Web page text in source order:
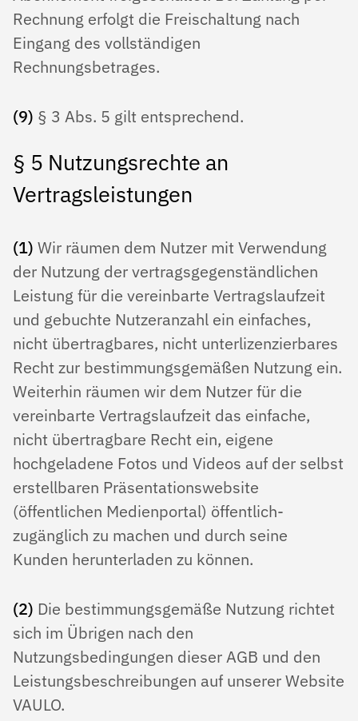
Rechnung erfolgt die Freischaltung nach
Eingang des vollständigen
Rechnungsbetrages.
(9) § 3 Abs. 5 gilt entsprechend.
§ 5 Nutzungsrechte an
Vertragsleistungen
(1) Wir räumen dem Nutzer mit Verwendung
der Nutzung der vertragsgegenständlichen
Leistung für die vereinbarte Vertragslaufzeit
und gebuchte Nutzeranzahl ein einfaches,
nicht übertragbares, nicht unterlizenzierbares
Recht zur bestimmungsgemäßen Nutzung ein.
Weiterhin räumen wir dem Nutzer für die
vereinbarte Vertragslaufzeit das einfache,
nicht übertragbare Recht ein, eigene
hochgeladene Fotos und Videos auf der selbst
erstellbaren Präsentationswebsite
(öffentlichen Medienportal) öffentlich-
zugänglich zu machen und durch seine
Kunden herunterladen zu können.
(2) Die bestimmungsgemäße Nutzung richtet
sich im Übrigen nach den
Nutzungsbedingungen dieser AGB und den
Leistungsbeschreibungen auf unserer Website
VAULO.